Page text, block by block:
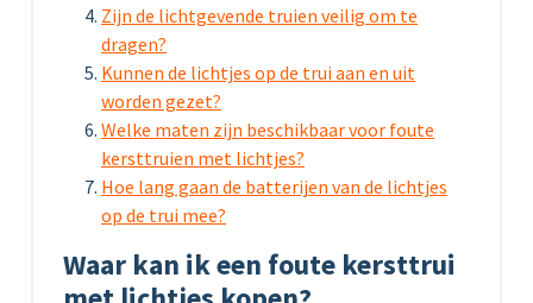
Zijn de lichtgevende truien veilig om te
dragen?
Kunnen de lichtjes op de trui aan en uit
worden gezet?
Welke maten zijn beschikbaar voor foute
kersttruien met lichtjes?
Hoe lang gaan de batterijen van de lichtjes
op de trui mee?
Waar kan ik een foute kersttrui